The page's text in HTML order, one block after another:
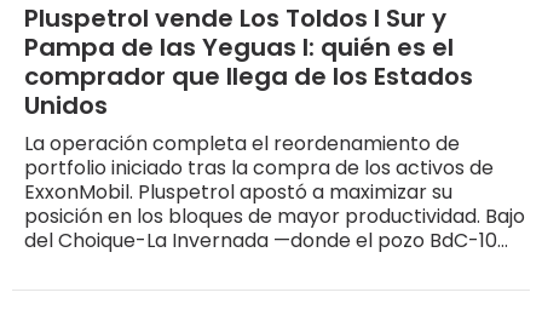
Pluspetrol vende Los Toldos I Sur y
Pampa de las Yeguas I: quién es el
comprador que llega de los Estados
Unidos
La operación completa el reordenamiento de
portfolio iniciado tras la compra de los activos de
ExxonMobil. Pluspetrol apostó a maximizar su
posición en los bloques de mayor productividad. Bajo
del Choique-La Invernada —donde el pozo BdC-10
oil— y La Calera, en la ventana de gas húmedo,